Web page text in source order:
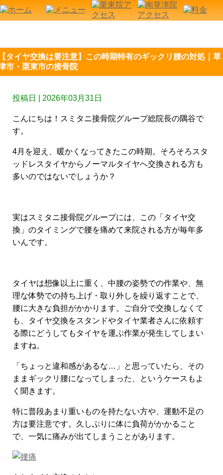
タイヤ交換は要注意】この時期特有のギックリ腰の対処｜草
市・栗東市の接骨院
投稿日 | 2026年03月31日
こんにちは！スミタニ接骨院グループ総院長の隅谷で
す。
4月を迎え、 暖かくなってきたこの時期。そろそろスタ
ッドレスタイヤからノーマルタイヤへ交換される方も
多いのではないでしょうか？
実はスミタニ接骨院グループには、この「タイヤ交
換」のタイミングで腰を痛めて来院される方が毎年多
いんです。
タイヤは想像以上に重く、中腰の姿勢での作業や、無
理な体勢での持ち上げ・取り外しを繰り返すことで、
腰に大きな負担がかかります。ご自分で交換しなくて
も、タイヤ交換をスタンドやタイヤ業者さんに依頼す
る際にどうしてもタイヤを運ぶ作業が発生してしまい
ますね。
「ちょっと違和感があるな…」と思っていたら、その
ままギックリ腰になってしまった、というケースもよ
く聞きます。
特に普段あまり重いものを持たない方や、運動不足の
方は要注意です。 久しぶりに体に負荷がかかること
で、一気に痛みが出てしまうことがあります。